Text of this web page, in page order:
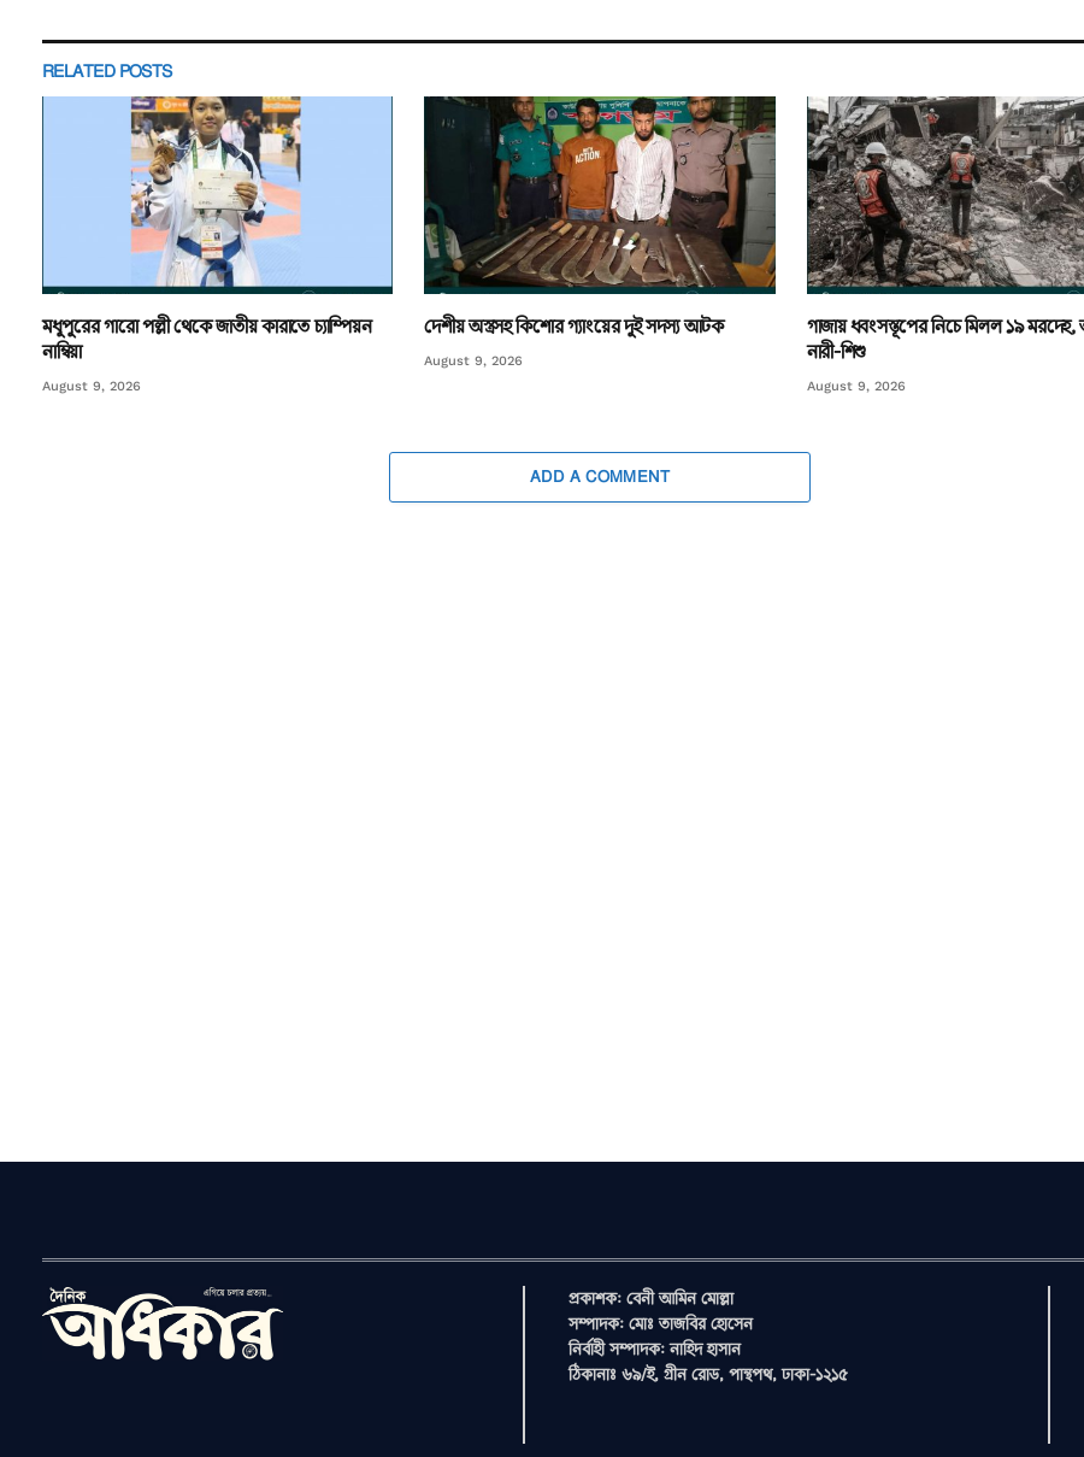
RELATED POSTS
মধুপুরের গারো পল্লী থেকে জাতীয় কারাতে চ্যাম্পিয়ন
নাম্বিয়া
August 9, 2026
দেশীয় অস্ত্রসহ কিশোর গ্যাংয়ের দুই সদস্য আটক
August 9, 2026
গাজায় ধ্বংসস্তূপের নিচে মিলল ১৯
নারী-শিশু
August 9, 2026
ADD A COMMENT
প্রকাশক: বেনী আমিন মোল্লা
সম্পাদক: মোঃ তাজবির হোসেন
নির্বাহী সম্পাদক: নাহিদ হাসান
ঠিকানাঃ ৬৯/ই, গ্রীন রোড, পান্থপথ, ঢাকা-১২১৫